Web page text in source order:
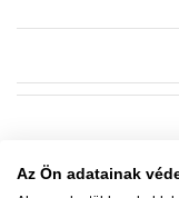
Az Ön adatainak